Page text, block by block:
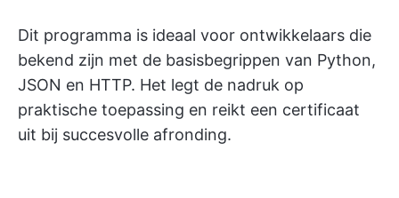
Dit programma is ideaal voor ontwikkelaars die
bekend zijn met de basisbegrippen van Python,
JSON en HTTP. Het legt de nadruk op
praktische toepassing en reikt een certificaat
uit bij succesvolle afronding.